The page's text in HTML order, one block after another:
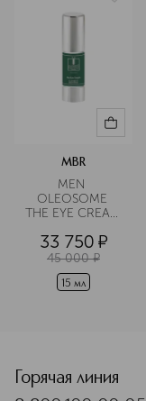
MBR
MEN
OLEOSOME
THE EYE CREAM
области вокруг
глаз
разглаживающий
33 750 ¤
45 000 ¤
15 мл
Горячая линия